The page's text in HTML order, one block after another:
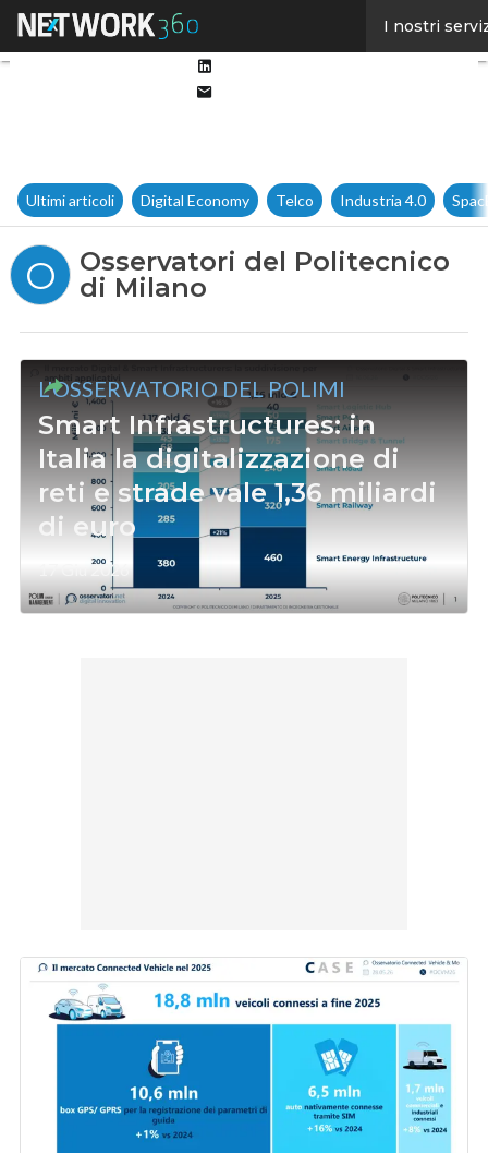
I nostri
Ultimi articoli Digital Economy Telco Industria 4.0
O
Osservatori del Politecnico
di Milano
L'OSSERVATORIO DEL POLIMI
Smart Infrastructures: in
Italia la digitalizzazione di
reti e strade vale 1,36 miliardi
di euro
17 Giu 2026